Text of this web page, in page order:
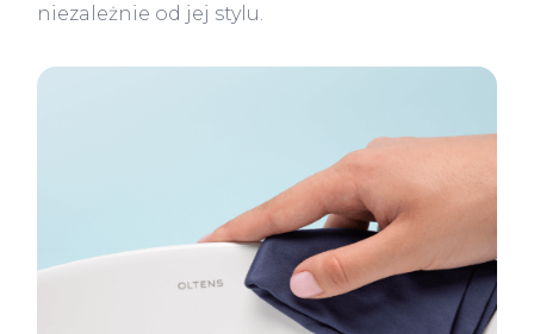
niezależnie od jej stylu.